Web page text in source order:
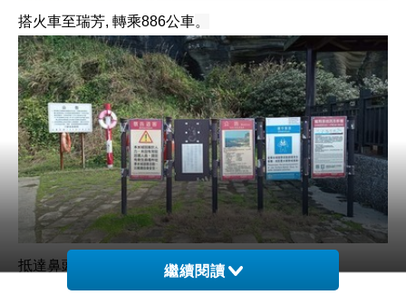
搭火車至瑞芳, 轉乘886公車。
抵達鼻頭角站已接近中午。
繼續閱讀